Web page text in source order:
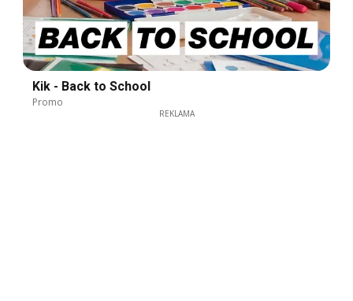
Kik - Back to School
Promo
REKLAMA